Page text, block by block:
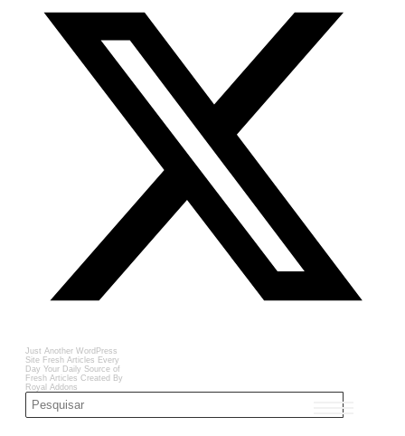
Just Another WordPress
Site Fresh Articles Every
Day Your Daily Source of
Fresh Articles Created By
Royal Addons